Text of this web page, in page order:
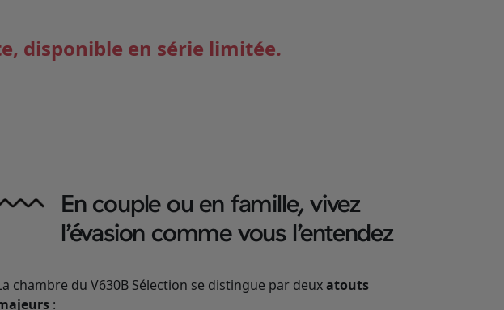
disponible en série limitée.
En couple ou en famille, vivez
l’évasion comme vous l’entendez
chambre du V630B Sélection se distingue par deuxatouts
: